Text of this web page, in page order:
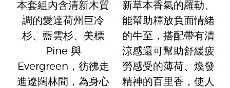
本套組內含清新木質
調的愛達荷州巨冷
杉、藍雲杉、美標
Pine 與
Evergreen，彷彿走
進遼闊林間，為身心
新草本香氣的羅勒、
能幫助釋放負面情緒
的牛至，搭配帶有清
涼感還可幫助舒緩疲
勞感受的薄荷、煥發
精神的百里香，使人